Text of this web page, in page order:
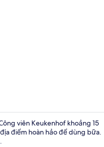
viên Keukenhof khoảng 15
điểm hoàn hảo để dùng bữa.